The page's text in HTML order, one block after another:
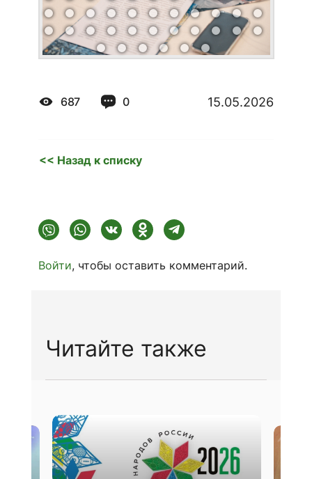
687 0 15.05.2026
<< Назад к списку
Войти, чтобы оставить комментарий.
Читайте также